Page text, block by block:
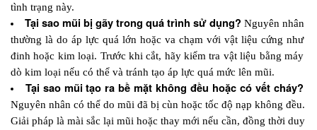
tình trạng này.
Tại sao mũi bị gãy trong quá trình sử dụng? Nguyên nhân
thường là do áp lực quá lớn hoặc va chạm với vật liệu cứng như
đinh hoặc kim loại. Trước khi cắt, hãy kiểm tra vật liệu bằng máy
dò kim loại nếu có thể và tránh tạo áp lực quá mức lên mũi.
Tại sao mũi tạo ra bề mặt không đều hoặc có vết cháy?
Nguyên nhân có thể do mũi đã bị cùn hoặc tốc độ nạp không đều.
Giải pháp là mài sắc lại mũi hoặc thay mới nếu cần, đồng thời duy